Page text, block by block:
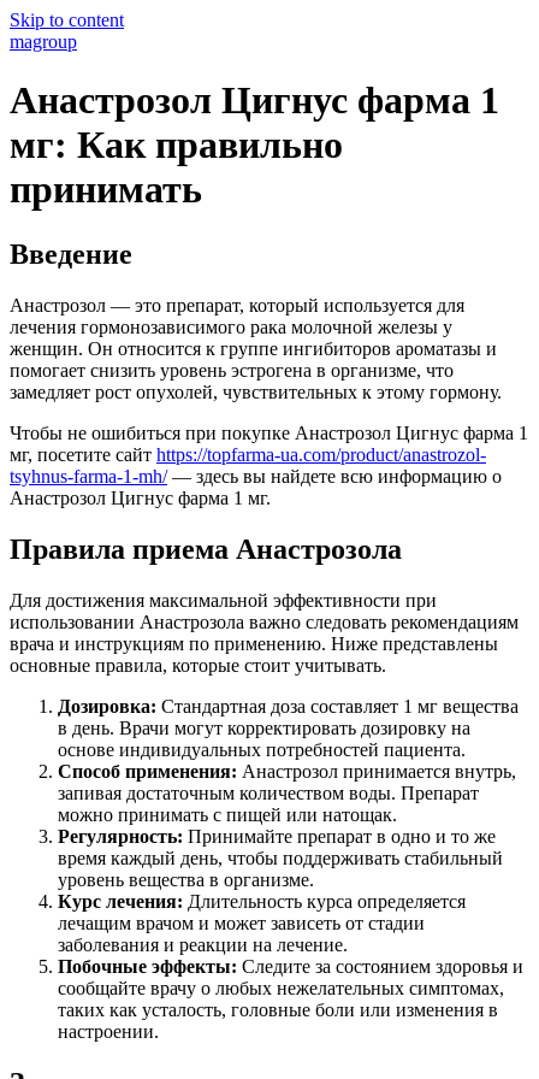
Skip to content
magroup
Анастрозол Цигнус фарма 1
мг: Как правильно
принимать
Введение
Анастрозол — это препарат, который используется для
лечения гормонозависимого рака молочной железы у
женщин. Он относится к группе ингибиторов ароматазы и
помогает снизить уровень эстрогена в организме, что
замедляет рост опухолей, чувствительных к этому гормону.
Чтобы не ошибиться при покупке Анастрозол Цигнус фарма 1
мг, посетите сайт https://topfarma-ua.com/product/anastrozol-
tsyhnus-farma-1-mh/— здесь вы найдете всю информацию о
Анастрозол Цигнус фарма 1 мг.
Правила приема Анастрозола
Для достижения максимальной эффективности при
использовании Анастрозола важно следовать рекомендациям
врача и инструкциям по применению. Ниже представлены
основные правила, которые стоит учитывать.
Дозировка: Стандартная доза составляет 1 мг вещества
в день. Врачи могут корректировать дозировку на
основе индивидуальных потребностей пациента.
Способ применения: Анастрозол принимается внутрь,
запивая достаточным количеством воды. Препарат
можно принимать с пищей или натощак.
Регулярность: Принимайте препарат в одно и то же
время каждый день, чтобы поддерживать стабильный
уровень вещества в организме.
Курс лечения: Длительность курса определяется
лечащим врачом и может зависеть от стадии
заболевания и реакции на лечение.
Побочные эффекты: Следите за состоянием здоровья и
сообщайте врачу о любых нежелательных симптомах,
таких как усталость, головные боли или изменения в
настроении.